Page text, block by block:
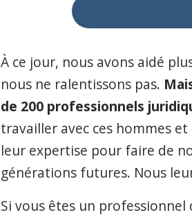
À ce jour, nous avons aidé
nous ne ralentissons pas.
de 200 professionnels
travailler avec ces hommes
leur expertise pour faire de
générations futures. Nous
Si vous êtes un